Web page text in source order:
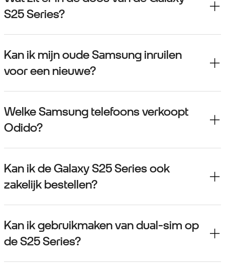
S25 Series?
Kan ik mijn oude Samsung inruilen
voor een nieuwe?
Welke Samsung telefoons verkoopt
Odido?
Kan ik de Galaxy S25 Series ook
zakelijk bestellen?
Kan ik gebruikmaken van dual-sim op
de S25 Series?